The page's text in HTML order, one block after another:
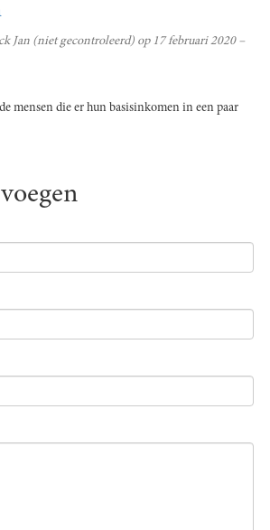
Jan (niet gecontroleerd) op 17 februari 2020 –
mensen die er hun basisinkomen in een paar